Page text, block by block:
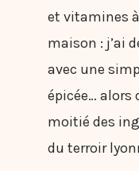
et vitamines
maison : j’ai
avec une
épicée… alors
moitié des
du terroir